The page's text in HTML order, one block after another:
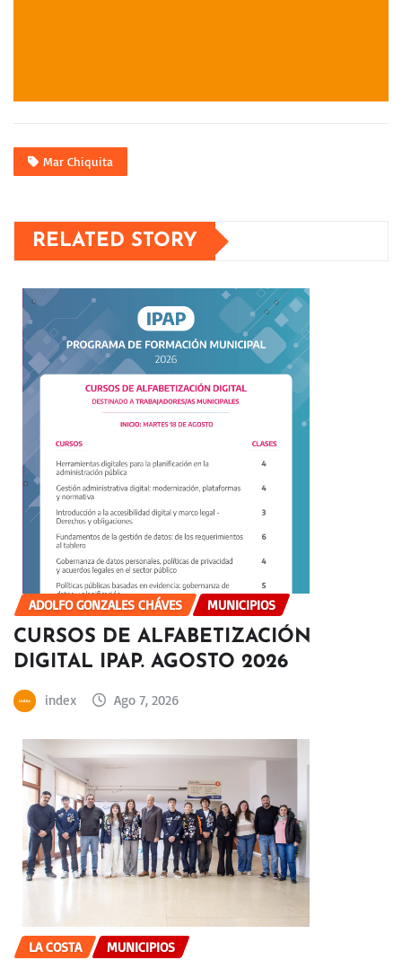
Mar Chiquita
RELATED STORY
ADOLFO GONZALES CHÁVES MUNICIPIOS
CURSOS DE ALFABETIZACIÓN
DIGITAL IPAP. AGOSTO 2026
index Ago 7, 2026
LA COSTA MUNICIPIOS